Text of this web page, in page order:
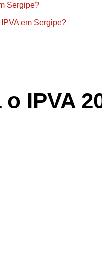
Sergipe?
em Sergipe?
IPVA